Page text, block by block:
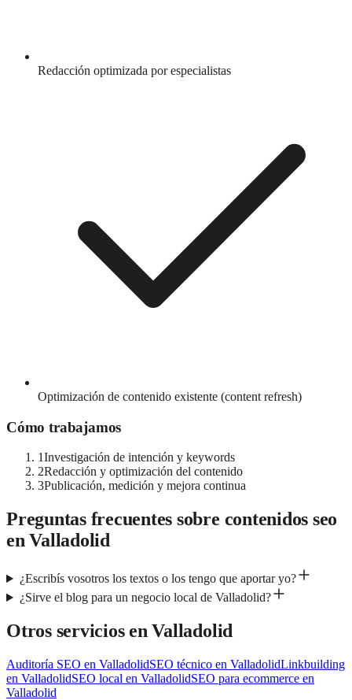
Redacción optimizada por especialistas
Optimización de contenido existente (content refresh)
Cómo trabajamos
1Investigación de intención y keywords
2Redacción y optimización del contenido
3Publicación, medición y mejora continua
Preguntas frecuentes sobre contenidos seo
enValladolid
¿Escribís vosotros los textos o los tengo que aportar yo?
¿Sirve el blog para un negocio local de Valladolid?
Otros servicios enValladolid
Auditoría SEO en ValladolidSEO técnico en ValladolidLinkbuilding
en ValladolidSEO local en ValladolidSEO para ecommerce en
Valladolid